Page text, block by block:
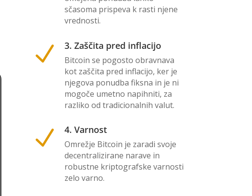
sčasoma prispeva k rasti njene
vrednosti.
N 3. Zaščita pred inflacijo
Bitcoin se pogosto obravnava
kot zaščita pred inflacijo, ker je
njegova ponudba fiksna in je ni
mogoče umetno napihniti, za
razliko od tradicionalnih valut.
N 4. Varnost
Omrežje Bitcoin je zaradi svoje
decentralizirane narave in
robustne kriptografske varnosti
zelo varno.